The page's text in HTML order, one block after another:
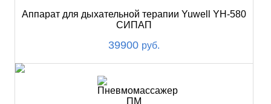
Аппарат для дыхательной терапии Yuwell YH-580
СИПАП
39900 руб.